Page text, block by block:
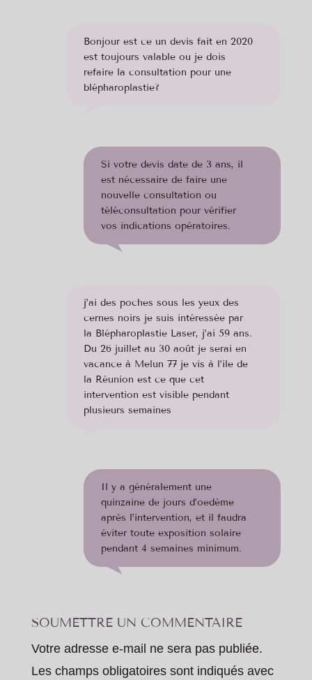
Bonjour est ce un devis fait en 2020
est toujours valable ou je dois
refaire la consultation pour une
blépharoplastie?
Si votre devis date de 3 ans, il
est nécessaire de faire une
nouvelle consultation ou
téléconsultation pour vérifier
vos indications opératoires.
j’ai des poches sous les yeux des
cernes noirs je suis intéressée par
la Blépharoplastie Laser, j’ai 59 ans.
Du 26 juillet au 30 août je serai en
vacance à Melun 77 je vis à l’ile de
la Réunion est ce que cet
intervention est visible pendant
plusieurs semaines
Il y a généralement une
quinzaine de jours d’oedème
après l’intervention, et il faudra
éviter toute exposition solaire
pendant 4 semaines minimum.
SOUMETTRE UN COMMENTAIRE
Votre adresse e-mail ne sera pas publiée.
Les champs obligatoires sont indiqués avec